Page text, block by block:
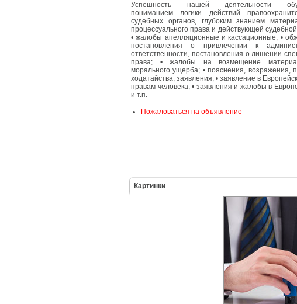
Успешность нашей деятельности
пониманием логики действий
судебных органов, глубоким знанием
процессуального права и действующей
• жалобы апелляционные и кассационные; •
постановления о привлечении к
ответственности, постановления о лишении
права; • жалобы на возмещение
морального ущерба; • пояснения, возражения,
ходатайства, заявления; • заявление в
правам человека; • заявления и жалобы в
и т.п.
Пожаловаться на объявление
Картинки